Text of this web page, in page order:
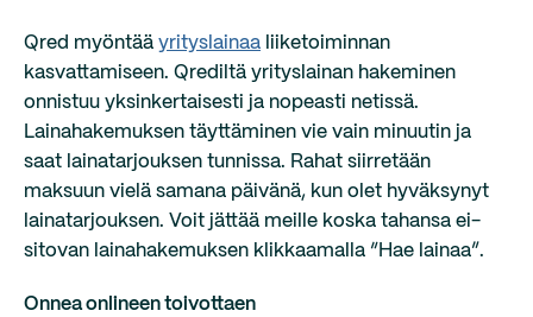
Qred myöntää yrityslainaa liiketoiminnan
kasvattamiseen. Qrediltä yrityslainan hakeminen
onnistuu yksinkertaisesti ja nopeasti netissä.
Lainahakemuksen täyttäminen vie vain minuutin ja
saat lainatarjouksen tunnissa. Rahat siirretään
maksuun vielä samana päivänä, kun olet hyväksynyt
lainatarjouksen. Voit jättää meille koska tahansa ei-
sitovan lainahakemuksen klikkaamalla “Hae lainaa”.
Onnea onlineen toivottaen